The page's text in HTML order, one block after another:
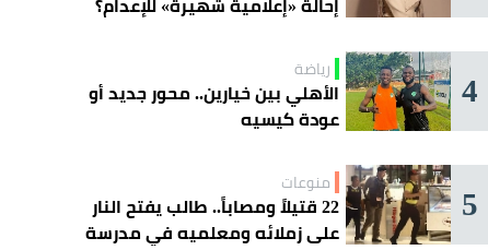
4 رياضة
الأهلي بين خيارين.. محور جديد أو
عودة كيسيه
5 منوعات
22 قتيلاً ومصاباً.. طالب يفتح النار
على زملائه ومعلميه في مدرسة